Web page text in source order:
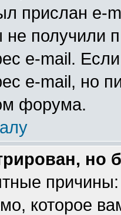
прислан e-
получили
e-mail.
e-mail, но
форума.
но
которое